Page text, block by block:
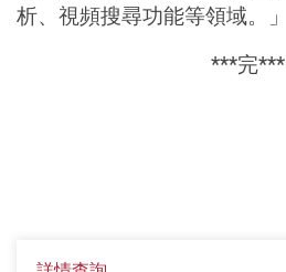
析、視頻搜尋功能等領域。」
***完***